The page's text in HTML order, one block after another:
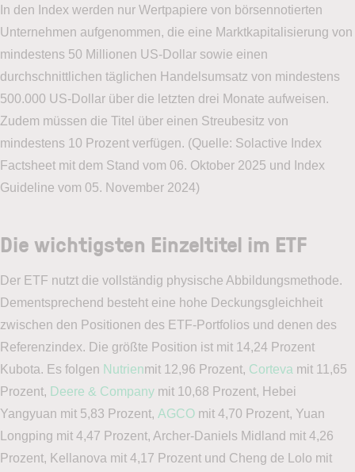
In den Index werden nur Wertpapiere von börsennotierten
Unternehmen aufgenommen, die eine Marktkapitalisierung von
mindestens 50 Millionen US-Dollar sowie einen
durchschnittlichen täglichen Handelsumsatz von mindestens
500.000 US-Dollar über die letzten drei Monate aufweisen.
Zudem müssen die Titel über einen Streubesitz von
mindestens 10 Prozent verfügen. (Quelle: Solactive Index
Factsheet mit dem Stand vom 06. Oktober 2025 und Index
Guideline vom 05. November 2024)
Die wichtigsten Einzeltitel im ETF
Der ETF nutzt die vollständig physische Abbildungsmethode.
Dementsprechend besteht eine hohe Deckungsgleichheit
zwischen den Positionen des ETF-Portfolios und denen des
Referenzindex. Die größte Position ist mit 14,24 Prozent
Kubota. Es folgen Nutrienmit 12,96 Prozent, Corteva mit 11,65
Prozent, Deere & Company mit 10,68 Prozent, Hebei
Yangyuan mit 5,83 Prozent, AGCO mit 4,70 Prozent, Yuan
Longping mit 4,47 Prozent, Archer-Daniels Midland mit 4,26
Prozent, Kellanova mit 4,17 Prozent und Cheng de Lolo mit